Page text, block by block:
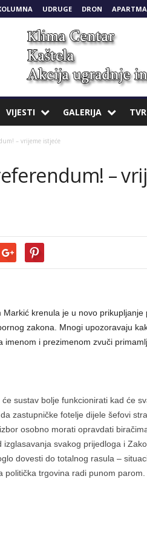
UDRUGE DRON
VIJESTI GALERIJA
– vrijeme istjeće
–
Markić krenula je u novo prikupljanje
zakona. Mnogi upozoravaju
i prezimenom zvuči
sustav bolje funkcionirati kad će
zastupničke fotelje dijele šefovi
osobno morati opravdati
svakog prijedloga i
dovesti do totalnog rasula –
trgovina radi punom parom.